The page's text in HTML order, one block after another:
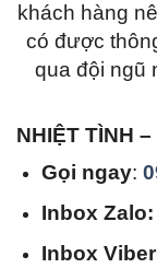
khách hàng
có được
qua đội ngũ
NHIỆT TÌNH
Gọi ngay:
Inbox Zalo:
Inbox